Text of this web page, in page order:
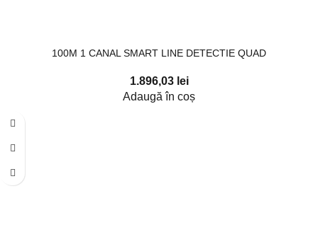
100M 1 CANAL SMART LINE DETECTIE QUAD
1.896,03 lei
Adaugă în coș